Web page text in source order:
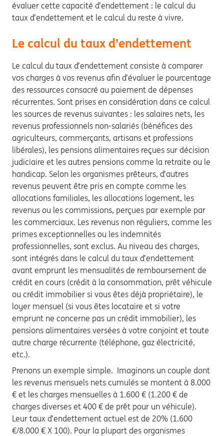
évaluer cette capacité d’endettement : le calcul du
taux d’endettement et le calcul du reste à vivre.
Le calcul du taux d’endettement
Le calcul du taux d’endettement consiste à comparer
vos charges à vos revenus afin d’évaluer le pourcentage
des ressources consacré au paiement de dépenses
récurrentes. Sont prises en considération dans ce calcul
les sources de revenus suivantes : les salaires nets, les
revenus professionnels non-salariés (bénéfices des
agriculteurs, commerçants, artisans et professions
libérales), les pensions alimentaires reçues sur décision
judiciaire et les autres pensions comme la retraite ou le
handicap. Selon les organismes prêteurs, d’autres
revenus peuvent être pris en compte comme les
allocations familiales, les allocations logement, les
revenus ou les commissions, perçues par exemple par
les commerciaux. Les revenus non réguliers, comme les
primes exceptionnelles ou les indemnités
professionnelles, sont exclus. Au niveau des charges,
sont intégrés dans le calcul du taux d’endettement
avant emprunt les mensualités de remboursement de
crédit en cours (crédit à la consommation, prêt véhicule
ou crédit immobilier si vous êtes déjà propriétaire), le
loyer mensuel (si vous êtes locataire et si votre
emprunt ne concerne pas un crédit immobilier), les
pensions alimentaires versées à votre conjoint et toute
autre charge récurrente (téléphone, gaz électricité,
etc.).
Prenons un exemple simple. Imaginons un couple dont
les revenus mensuels nets cumulés se montent à 8.000
€ et les charges mensuelles à 1.600 € (1.200 € de
charges diverses et 400 € de prêt pour un véhicule).
Leur taux d’endettement actuel est de 20% (1.600
€/8.000 € X 100). Pour la plupart des organismes